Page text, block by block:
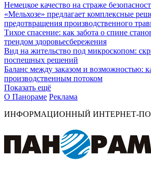
Немецкое качество на страже
«Мельхозе» предлагает комплексные
предотвращения производственного
Тихое спасение: как забота о спине
трендом здоровьесбережения
Вид на жительство под микроскопом:
поспешных решений
Баланс между заказом и возможностью:
производственным потоком
Показать ещё
О Панораме Реклама
ИНФОРМАЦИОННЫЙ ИНТЕРНЕТ-